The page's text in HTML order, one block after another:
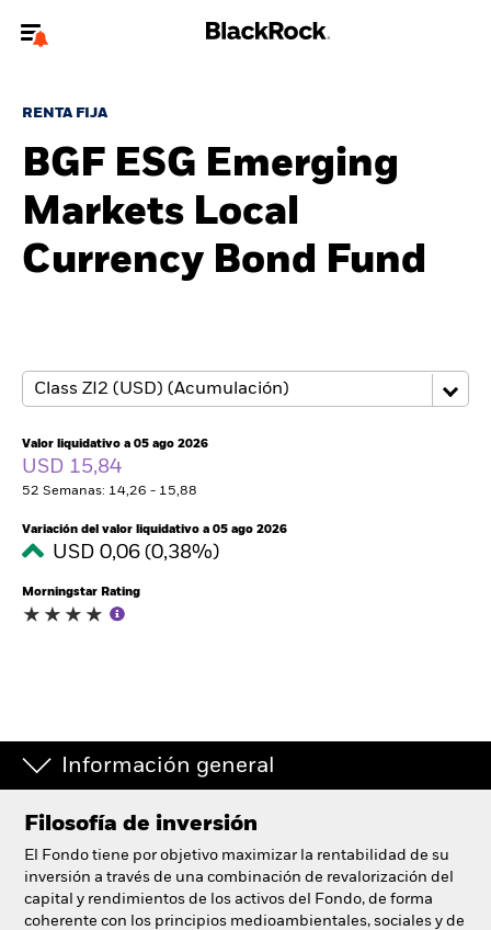
particulares.
relevante, por favor, actualiza tu tipo de usuario.
Quiénes somos
Productos
Educación
Particulares
Change location
Nuestra compañía
RENTA FIJA
BGF ESG Emerging
Markets Local
Currency Bond Fund
Valor liquidativo a 05 ago 2026
USD 15,84
52 Semanas: 14,26 - 15,88
Variación del valor liquidativo a 05 ago 2026
USD 0,06 (0,38%)
Morningstar Rating
Información general
Filosofía de inversión
El Fondo tiene por objetivo maximizar la rentabilidad de su
inversión a través de una combinación de revalorización del
capital y rendimientos de los activos del Fondo, de forma
coherente con los principios medioambientales, sociales y de